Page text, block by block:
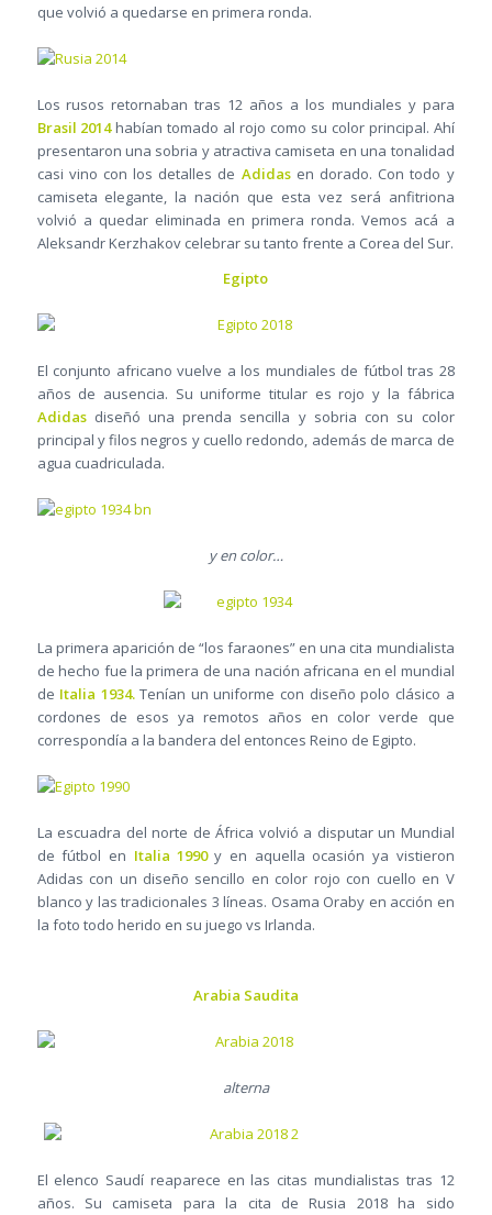
que volvió a quedarse en primera ronda.
Los rusos retornaban tras 12 años a los mundiales y para
Brasil 2014habían tomado al rojo como su color principal. Ahí
presentaron una sobria y atractiva camiseta en una tonalidad
casi vino con los detalles de Adidasen dorado. Con todo y
camiseta elegante, la nación que esta vez será anfitriona
volvió a quedar eliminada en primera ronda. Vemos acá a
Aleksandr Kerzhakov celebrar su tanto frente a Corea del Sur.
Egipto
El conjunto africano vuelve a los mundiales de fútbol tras 28
años de ausencia. Su uniforme titular es rojo y la fábrica
Adidasdiseñó una prenda sencilla y sobria con su color
principal y filos negros y cuello redondo, además de marca de
agua cuadriculada.
y en color…
La primera aparición de “los faraones” en una cita mundialista
de hecho fue la primera de una nación africana en el mundial
de Italia 1934.Tenían un uniforme con diseño polo clásico a
cordones de esos ya remotos años en color verde que
correspondía a la bandera del entonces Reino de Egipto.
La escuadra del norte de África volvió a disputar un Mundial
de fútbol en Italia 1990y en aquella ocasión ya vistieron
Adidas con un diseño sencillo en color rojo con cuello en V
blanco y las tradicionales 3 líneas. Osama Oraby en acción en
la foto todo herido en su juego vs Irlanda.
Arabia Saudita
alterna
El elenco Saudí reaparece en las citas mundialistas tras 12
años. Su camiseta para la cita de Rusia 2018 ha sido